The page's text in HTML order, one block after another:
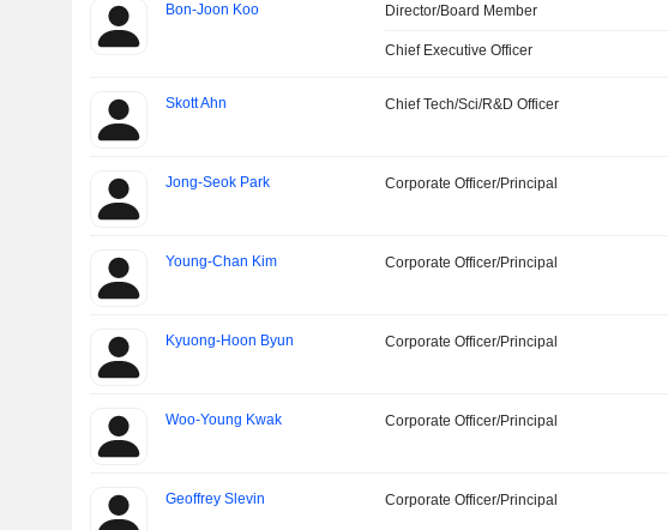
Bon-Joon Koo Director/Board Member
Chief Executive Officer
Skott Ahn Chief Tech/Sci/R&D Officer
Jong-Seok Park Corporate Officer/Principal
Young-Chan Kim Corporate Officer/Principal
Kyuong-Hoon Byun Corporate Officer/Principal
Woo-Young Kwak Corporate Officer/Principal
Geoffrey Slevin Corporate Officer/Principal